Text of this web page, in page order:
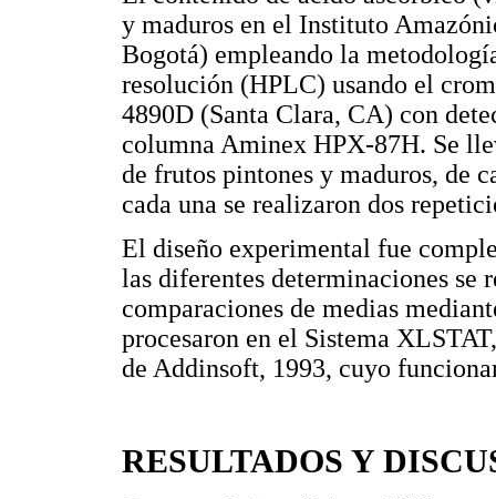
y maduros en el Instituto
Bogotá) empleando la
resolución (HPLC) usando el
4890D (Santa Clara, CA) con
columna Aminex HPX-87H. Se
de frutos pintones y maduros, de
cada una se realizaron dos
El diseño experimental fue
las diferentes determinaciones se
comparaciones de medias
procesaron en el Sistema
de Addinsoft, 1993, cuyo
RESULTADOS Y